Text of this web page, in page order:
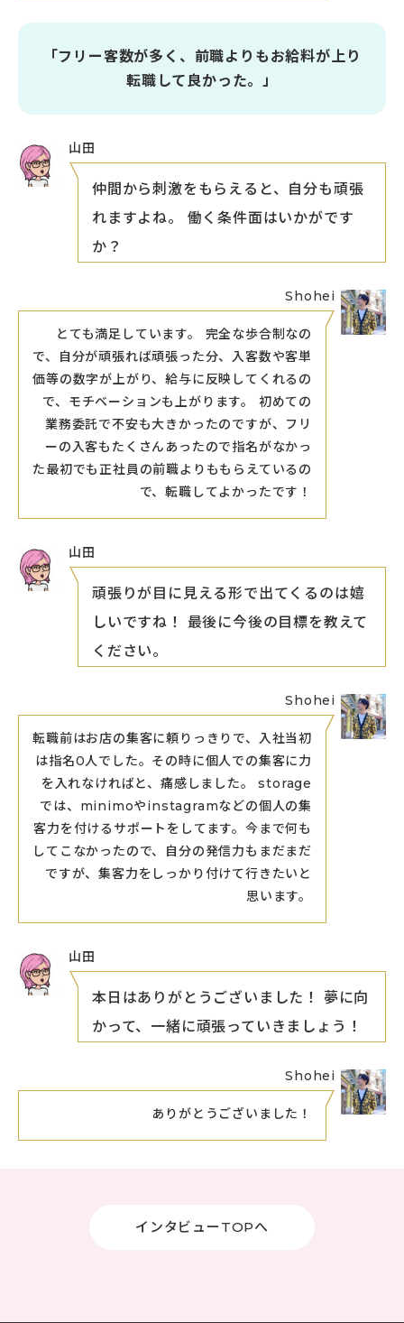
「フリー客数が多く、前職よりもお給料が上り
転職して良かった。」
山田
仲間から刺激をもらえると、自分も頑張
れますよね。 働く条件面はいかがです
か？
Shohei
とても満足しています。 完全な歩合制なの
で、自分が頑張れば頑張った分、入客数や客単
価等の数字が上がり、給与に反映してくれるの
で、モチベーションも上がります。 初めての
業務委託で不安も大きかったのですが、フリ
ーの入客もたくさんあったので指名がなかっ
た最初でも正社員の前職よりももらえているの
で、転職してよかったです！
山田
頑張りが目に見える形で出てくるのは嬉
しいですね！ 最後に今後の目標を教えて
ください。
Shohei
転職前はお店の集客に頼りっきりで、入社当初
は指名0人でした。その時に個人での集客に力
を入れなければと、痛感しました。 storage
では、minimoやinstagramなどの個人の集
客力を付けるサポートをしてます。今まで何も
してこなかったので、自分の発信力もまだまだ
ですが、集客力をしっかり付けて行きたいと
思います。
山田
本日はありがとうございました！ 夢に向
かって、一緒に頑張っていきましょう！
Shohei
ありがとうございました！
インタビューTOPへ